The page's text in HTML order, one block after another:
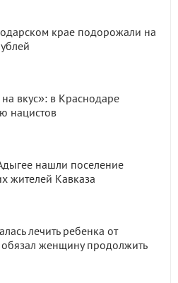
крае подорожали на
вкус»: в Краснодаре
нацистов
нашли поселение
жителей Кавказа
лечить ребенка от
женщину продолжить